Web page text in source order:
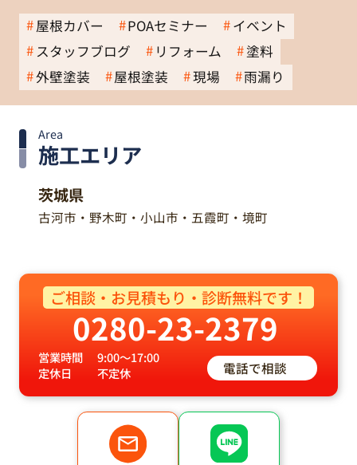
屋根カバー POAセミナー
イベント
スタッフブログ
リフォーム
塗料
外壁塗装
屋根塗装 現場 雨漏り
施工エリア
Area
茨城県
古河市・野木町・小山市・五霞町・境町
ご相談・お見積もり・診断無料です！
0280-23-2379
営業時間
9:00～17:00
定休日
不定休 電話で相談